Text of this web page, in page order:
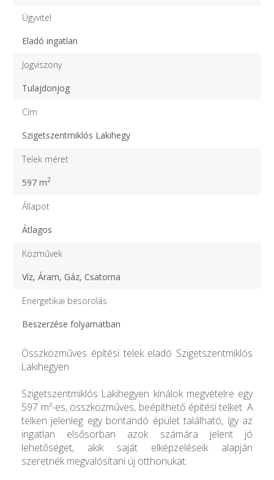
Ügyvitel
Eladó ingatlan
Jogviszony
Tulajdonjog
Cím
Szigetszentmiklós Lakihegy
Telek méret
597 m2
Állapot
Átlagos
Közművek
Víz, Áram, Gáz, Csatorna
Energetikai besorolás
Beszerzése folyamatban
Összközműves építési telek eladó Szigetszentmiklós
Lakihegyen
Szigetszentmiklós Lakihegyen kínálok megvételre egy
597 m²-es, összközműves, beépíthető építési telket. A
telken jelenleg egy bontandó épület található, így az
ingatlan elsősorban azok számára jelent jó
lehetőséget, akik saját elképzeléseik alapján
szeretnék megvalósítani új otthonukat.